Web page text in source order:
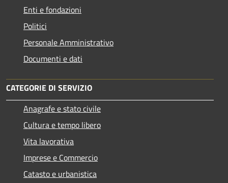
Enti e fondazioni
Politici
Personale Amministrativo
Documenti e dati
CATEGORIE DI SERVIZIO
Anagrafe e stato civile
Cultura e tempo libero
Vita lavorativa
Imprese e Commercio
Catasto e urbanistica